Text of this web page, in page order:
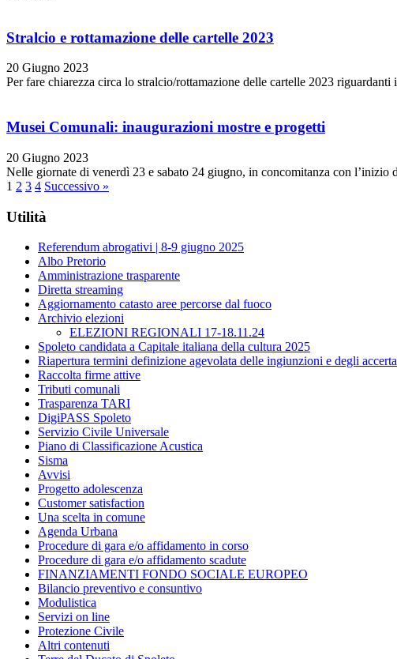
Stralcio e rottamazione delle cartelle 2023
20 Giugno 2023
Per fare chiarezza circa lo stralcio/rottamazione delle cartelle 2023
Musei Comunali: inaugurazioni mostre e progetti
20 Giugno 2023
Nelle giornate di venerdì 23 e sabato 24 giugno, in concomitanza con
1 2 3 4 Successivo »
Utilità
Referendum abrogativi | 8-9 giugno 2025
Albo Pretorio
Amministrazione trasparente
Diretta streaming
Aggiornamento catasto aree percorse dal fuoco
Archivio elezioni
ELEZIONI REGIONALI 17-18.11.24
Spoleto candidata a Capitale italiana della cultura 2025
Riapertura termini definizione agevolata delle ingiunzioni e degli
Raccolta firme attive
Tributi comunali
Trasparenza TARI
DigiPASS Spoleto
Servizio Civile Universale
Piano di Classificazione Acustica
Sisma
Avvisi
Progetto adolescenza
Customer satisfaction
Una scelta in comune
Agenda Urbana
Procedure di gara e/o affidamento in corso
Procedure di gara e/o affidamento scadute
FINANZIAMENTI FONDO SOCIALE EUROPEO
Bilancio preventivo e consuntivo
Modulistica
Servizi on line
Protezione Civile
Altri contenuti